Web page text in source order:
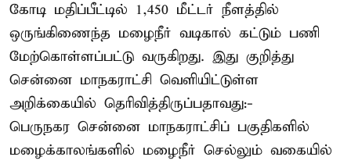
கோடி மதிப்பீட்டில் 1,450 மீட்டர் நீளத்தில்
ஒருங்கிணைந்த மழைநீர் வடிகால் கட்டும் பணி
மேற்கொள்ளப்பட்டு வருகிறது. இது குறித்து
சென்னை மாநகராட்சி வெளியிட்டுள்ள
அறிக்கையில் தெரிவித்திருப்பதாவது:-
பெருநகர சென்னை மாநகராட்சிப் பகுதிகளில்
மழைக்காலங்களில் மழைநீர் செல்லும் வகையில்